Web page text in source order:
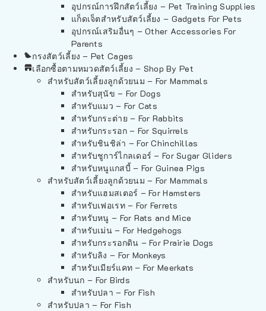
อุปกรณ์การฝึกสัตว์เลี้ยง – Pet Training Supplies
แก็ดเจ็ตสำหรับสัตว์เลี้ยง – Gadgets For Pets
อุปกรณ์เสริมอื่นๆ – Other Accessories For
Parents
กรงสัตว์เลี้ยง – Pet Cages
เลือกซื้อตามหมวดสัตว์เลี้ยง – Shop By Pet
สำหรับสัตว์เลี้ยงลูกด้วยนม – For Mammals
สำหรับสุนัข – For Dogs
สำหรับแมว – For Cats
สำหรับกระต่าย – For Rabbits
สำหรับกระรอก – For Squirrels
สำหรับชินชิล่า – For Chinchillas
สำหรับชูการ์ไกลเดอร์ – For Sugar Gliders
สำหรับหนูแกสบี้ – For Guinea Pigs
สำหรับสัตว์เลี้ยงลูกด้วยนม – For Mammals
สำหรับแฮมสเตอร์ – For Hamsters
สำหรับเฟอเรท – For Ferrets
สำหรับหนู – For Rats and Mice
สำหรับเม่น – For Hedgehogs
สำหรับกระรอกดิน – For Prairie Dogs
สำหรับลิง – For Monkeys
สำหรับเมียร์แคท – For Meerkats
สำหรับนก – For Birds
สำหรับปลา – For Fish
สำหรับปลา – For Fish